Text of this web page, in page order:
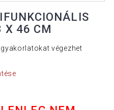
X 46 CM
végezhet